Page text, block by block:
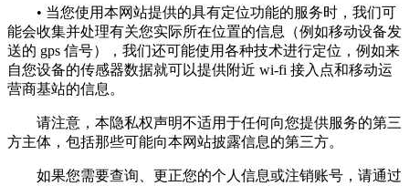
• 当您使用本网站提供的具有定位功能的服务时，我们可
能会收集并处理有关您实际所在位置的信息（例如移动设备发
送的 gps 信号），我们还可能使用各种技术进行定位，例如来
自您设备的传感器数据就可以提供附近 wi-fi 接入点和移动运
营商基站的信息。
请注意，本隐私权声明不适用于任何向您提供服务的第三
方主体，包括那些可能向本网站披露信息的第三方。
如果您需要查询、更正您的个人信息或注销账号，请通过